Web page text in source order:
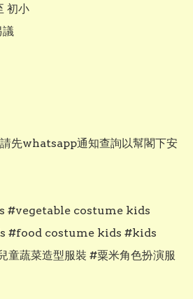
初小
議
先whatsapp通知查詢以幫閣下安
#vegetable costume kids
#food costume kids #kids
蔬菜造型服裝 #粟米角色扮演服